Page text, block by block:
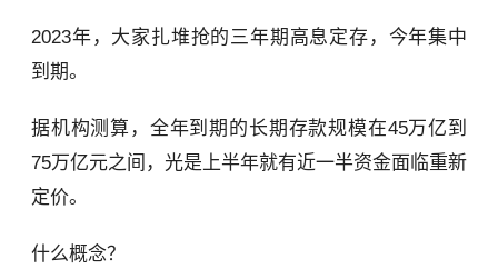
2023年，大家扎堆抢的三年期高息定存，今年集中
到期。
据机构测算，全年到期的长期存款规模在45万亿到
75万亿元之间，光是上半年就有近一半资金面临重新
定价。
什么概念？